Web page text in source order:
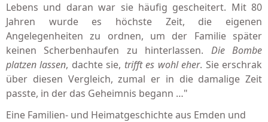
Lebens und daran war sie häufig gescheitert. Mit 80
Jahren wurde es höchste Zeit, die eigenen
Angelegenheiten zu ordnen, um der Familie später
keinen Scherbenhaufen zu hinterlassen. Die Bombe
platzen lassen, dachte sie, trifft es wohl eher. Sie erschrak
über diesen Vergleich, zumal er in die damalige Zeit
passte, in der das Geheimnis begann …"
Eine Familien- und Heimatgeschichte aus Emden und